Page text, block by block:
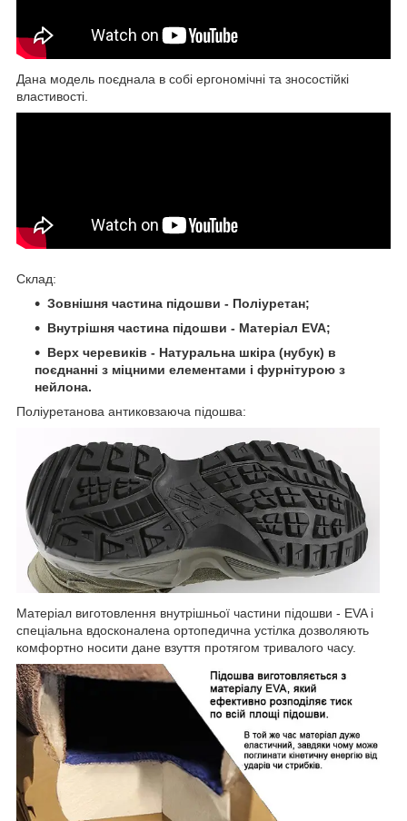
Дана модель поєднала в собі ергономічні та зносостійкі
властивості.
Склад:
Зовнішня частина підошви - Поліуретан;
Внутрішня частина підошви - Матеріал EVA;
Верх черевиків - Натуральна шкіра (нубук) в
поєднанні з міцними елементами і фурнітурою з
нейлона.
Поліуретанова антиковзаюча підошва:
Матеріал виготовлення внутрішньої частини підошви - EVA і
спеціальна вдосконалена ортопедична устілка дозволяють
комфортно носити дане взуття протягом тривалого часу.